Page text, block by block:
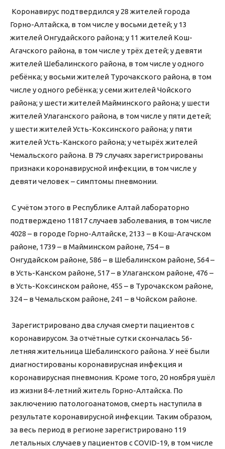
Коронавирус подтвердился у 28 жителей города
Горно-Алтайска, в том числе у восьми детей; у 13
жителей Онгудайского района; у 11 жителей Кош-
Агачского района, в том числе у трёх детей; у девяти
жителей Шебалинского района, в том числе у одного
ребёнка; у восьми жителей Турочакского района, в том
числе у одного ребёнка; у семи жителей Чойского
района; у шести жителей Майминского района; у шести
жителей Улаганского района, в том числе у пяти детей;
у шести жителей Усть-Коксинского района; у пяти
жителей Усть-Канского района; у четырёх жителей
Чемальского района. В 79 случаях зарегистрированы
признаки коронавирусной инфекции, в том числе у
девяти человек – симптомы пневмонии.
С учётом этого в Республике Алтай лабораторно
подтверждено 11817 случаев заболевания, в том числе
4028 – в городе Горно-Алтайске, 2133 – в Кош-Агачском
районе, 1739 – в Майминском районе, 754 – в
Онгудайском районе, 586 – в Шебалинском районе, 564 –
в Усть-Канском районе, 517 – в Улаганском районе, 476 –
в Усть-Коксинском районе, 455 – в Турочакском районе,
324 – в Чемальском районе, 241 – в Чойском районе.
Зарегистрировано два случая смерти пациентов с
коронавирусом. За отчётные сутки скончалась 56-
летняя жительница Шебалинского района. У неё были
диагностированы коронавирусная инфекция и
коронавирусная пневмония. Кроме того, 20 ноября ушёл
из жизни 84-летний житель Горно-Алтайска. По
заключению патологоанатомов, смерть наступила в
результате коронавирусной инфекции. Таким образом,
за весь период в регионе зарегистрировано 119
летальных случаев у пациентов с COVID-19, в том числе